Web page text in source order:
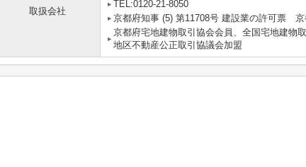
取扱会社
TEL:0120-21-8050
京都府知事 (5) 第11708号 建設業の許可票
京都府宅地建物取引協会会員、全国宅地建物
地区不動産公正取引協議会加盟